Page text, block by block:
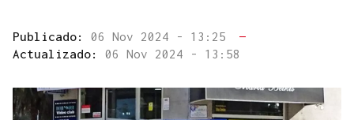
Publicado: 06 Nov 2024 - 13:25
—
Actualizado: 06 Nov 2024 - 13:58